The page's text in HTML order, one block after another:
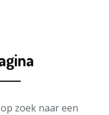
zoek naar een